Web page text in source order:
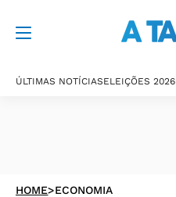
ÚLTIMAS NOTÍCIASELEIÇÕES 2026
HOME>ECONOMIA